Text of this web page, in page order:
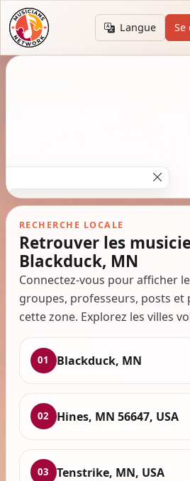
Langue Se
RECHERCHE LOCALE
Retrouver les
Blackduck, MN
Connectez-vous pour afficher
groupes, professeurs, posts et
cette zone. Explorez les villes
01 Blackduck, MN
02 Hines, MN 56647, USA
03 Tenstrike, MN, USA